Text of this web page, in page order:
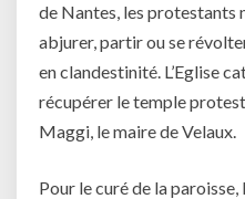
de Nantes, les protestants
abjurer, partir ou se
en clandestinité. L’Eglise
récupérer le temple
Maggi, le maire de Velaux.
Pour le curé de la